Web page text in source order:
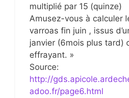
multiplié par 15 (quinze)
Amusez-vous à calculer
varroas fin juin , issus
janvier (6mois plus tard)
effrayant. »
Source:
http://
adoo.fr/page6.html